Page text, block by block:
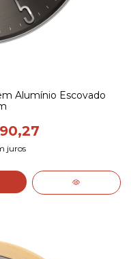
Alumínio Escovado
juros